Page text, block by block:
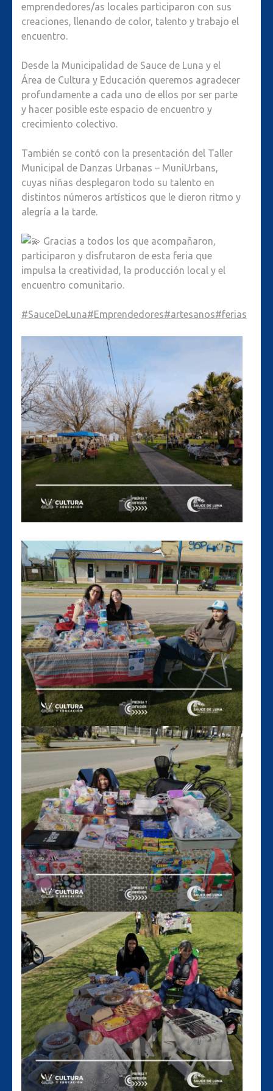
emprendedores/as locales participaron con sus
creaciones, llenando de color, talento y trabajo el
encuentro.
Desde la Municipalidad de Sauce de Luna y el
Área de Cultura y Educación queremos agradecer
profundamente a cada uno de ellos por ser parte
y hacer posible este espacio de encuentro y
crecimiento colectivo.
También se contó con la presentación del Taller
Municipal de Danzas Urbanas – MuniUrbans,
cuyas niñas desplegaron todo su talento en
distintos números artísticos que le dieron ritmo y
alegría a la tarde.
Gracias a todos los que acompañaron,
participaron y disfrutaron de esta feria que
impulsa la creatividad, la producción local y el
encuentro comunitario.
#SauceDeLuna#Emprendedores#artesanos#ferias